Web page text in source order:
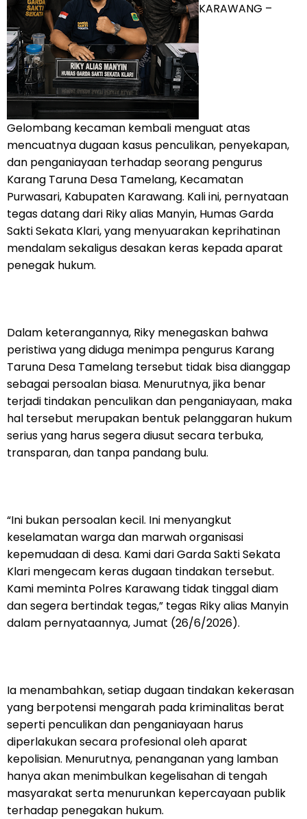
KARAWANG –
Gelombang kecaman kembali menguat atas
mencuatnya dugaan kasus penculikan, penyekapan,
dan penganiayaan terhadap seorang pengurus
Karang Taruna Desa Tamelang, Kecamatan
Purwasari, Kabupaten Karawang. Kali ini, pernyataan
tegas datang dari Riky alias Manyin, Humas Garda
Sakti Sekata Klari, yang menyuarakan keprihatinan
mendalam sekaligus desakan keras kepada aparat
penegak hukum.
Dalam keterangannya, Riky menegaskan bahwa
peristiwa yang diduga menimpa pengurus Karang
Taruna Desa Tamelang tersebut tidak bisa dianggap
sebagai persoalan biasa. Menurutnya, jika benar
terjadi tindakan penculikan dan penganiayaan, maka
hal tersebut merupakan bentuk pelanggaran hukum
serius yang harus segera diusut secara terbuka,
transparan, dan tanpa pandang bulu.
“Ini bukan persoalan kecil. Ini menyangkut
keselamatan warga dan marwah organisasi
kepemudaan di desa. Kami dari Garda Sakti Sekata
Klari mengecam keras dugaan tindakan tersebut.
Kami meminta Polres Karawang tidak tinggal diam
dan segera bertindak tegas,” tegas Riky alias Manyin
dalam pernyataannya, Jumat (26/6/2026).
Ia menambahkan, setiap dugaan tindakan kekerasan
yang berpotensi mengarah pada kriminalitas berat
seperti penculikan dan penganiayaan harus
diperlakukan secara profesional oleh aparat
kepolisian. Menurutnya, penanganan yang lamban
hanya akan menimbulkan kegelisahan di tengah
masyarakat serta menurunkan kepercayaan publik
terhadap penegakan hukum.